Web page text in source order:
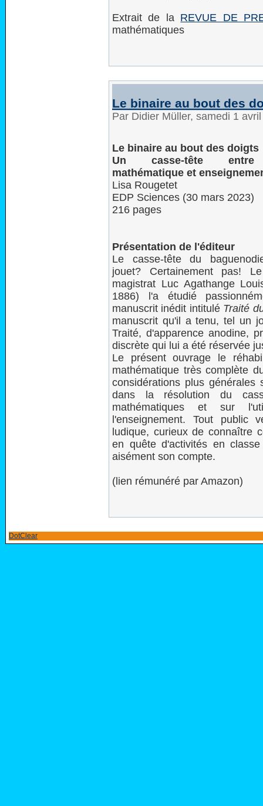
Extrait de la REVUE DE
mathématiques
Le binaire au bout des
Par Didier Müller, samedi 1
Le binaire au bout des doigts
Un casse-tête entre
mathématique et
Lisa Rougetet
EDP Sciences (30 mars 2023)
216 pages
Présentation de l'éditeur
Le casse-tête du
jouet? Certainement pas!
magistrat Luc Agathange
1886) l'a étudié
manuscrit inédit intitulé Traité
manuscrit qu'il a tenu, tel un
Traité, d'apparence anodine,
discrète qui lui a été réservée
Le présent ouvrage le
mathématique très complète
considérations plus générales
dans la résolution du
mathématiques et sur
l'enseignement. Tout public
ludique, curieux de connaître
en quête d'activités en
aisément son compte.
(lien rémunéré par Amazon)
DotClear